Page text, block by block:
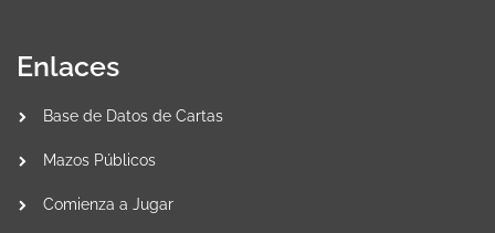
Enlaces
Base de Datos de Cartas
Mazos Públicos
Comienza a Jugar